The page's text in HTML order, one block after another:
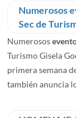
Numerosos
Sec de
Numerosos
Turismo Gisela
primera semana
también anuncia